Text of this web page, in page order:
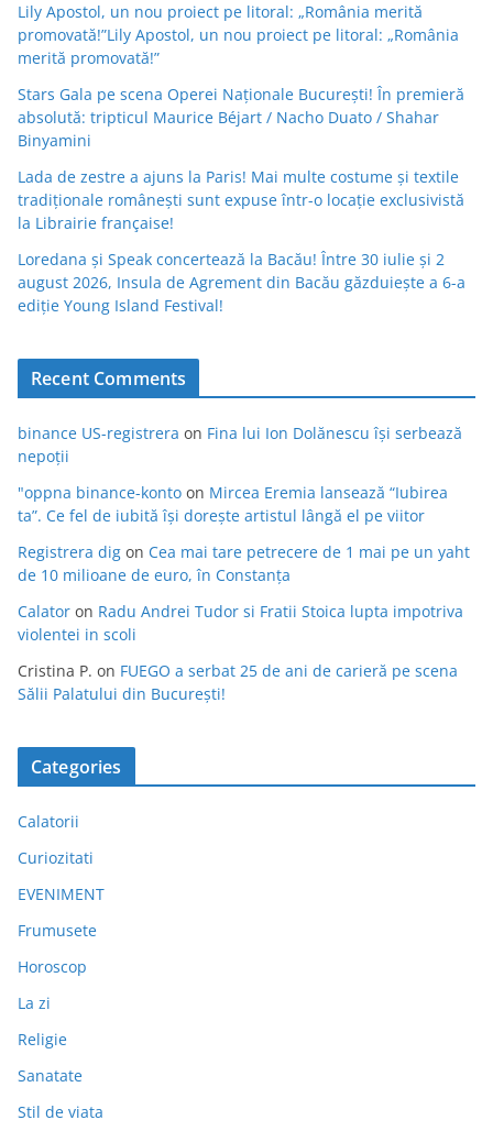
Lily Apostol, un nou proiect pe litoral: „România merită
promovată!”Lily Apostol, un nou proiect pe litoral: „România
merită promovată!”
Stars Gala pe scena Operei Naționale București! În premieră
absolută: tripticul Maurice Béjart / Nacho Duato / Shahar
Binyamini
Lada de zestre a ajuns la Paris! Mai multe costume și textile
tradiționale românești sunt expuse într-o locație exclusivistă
la Librairie française!
Loredana și Speak concertează la Bacău! Între 30 iulie și 2
august 2026, Insula de Agrement din Bacău găzduiește a 6-a
ediție Young Island Festival!
Recent Comments
binance US-registrera on Fina lui Ion Dolănescu își serbează
nepoții
"oppna binance-konto on Mircea Eremia lansează “Iubirea
ta”. Ce fel de iubită își dorește artistul lângă el pe viitor
Registrera dig on Cea mai tare petrecere de 1 mai pe un yaht
de 10 milioane de euro, în Constanța
Calator on Radu Andrei Tudor si Fratii Stoica lupta impotriva
violentei in scoli
Cristina P. on FUEGO a serbat 25 de ani de carieră pe scena
Sălii Palatului din București!
Categories
Calatorii
Curiozitati
EVENIMENT
Frumusete
Horoscop
La zi
Religie
Sanatate
Stil de viata